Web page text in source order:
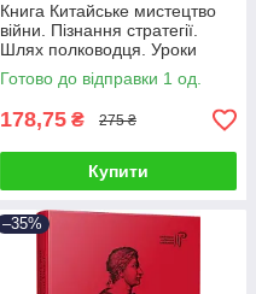
Книга Китайське мистецтво
війни. Пізнання стратегії.
Шлях полководця. Уроки
війни. Чжуґе Лян
Готово до відправки 1 од.
178,75 ₴ 275 ₴
Купити
–35%